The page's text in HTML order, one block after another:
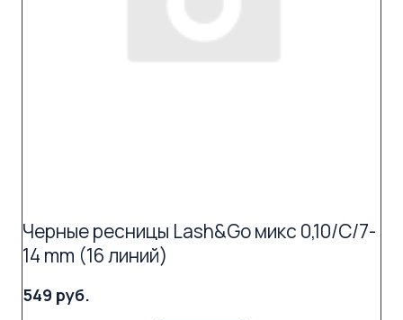
Черные ресницы Lash&Go микс 0,10/C/7-
14 mm (16 линий)
549 руб.